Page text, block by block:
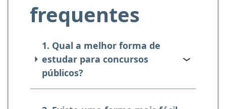
frequentes
1. Qual a melhor forma de
estudar para concursos
públicos?